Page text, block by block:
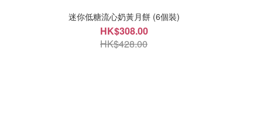
迷你低糖流心奶黃月餅 (6個裝)
HK$308.00
HK$428.00